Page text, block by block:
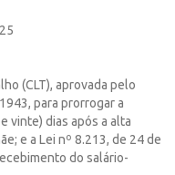
(CLT), aprovada pelo
para prorrogar a
vinte) dias após a alta
e a Lei nº 8.213, de 24 de
do salário-